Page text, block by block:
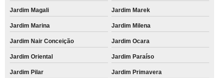
Jardim Magali Jardim Marek
Jardim Marina Jardim Milena
Jardim Nair Conceição Jardim Ocara
Jardim Oriental Jardim Paraíso
Jardim Pilar Jardim Primavera